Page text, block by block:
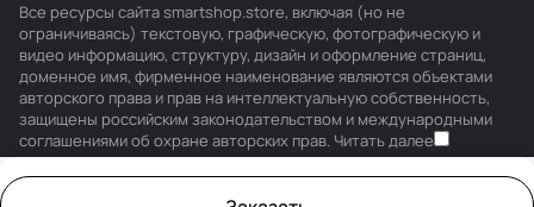
Все ресурсы сайта smartshop.store, включая (но не
ограничиваясь) текстовую, графическую, фотографическую и
видео информацию, структуру, дизайн и оформление страниц,
доменное имя, фирменное наименование являются объектами
авторского права и прав на интеллектуальную собственность,
защищены российским законодательством и международными
соглашениями об охране авторских прав. Читать далее